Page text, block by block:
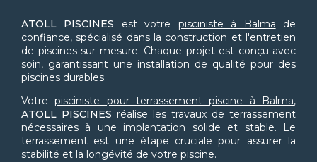
ATOLL PISCINES est votre pisciniste à Balma de
confiance, spécialisé dans la construction et l'entretien
de piscines sur mesure. Chaque projet est conçu avec
soin, garantissant une installation de qualité pour des
piscines durables.
Votrepisciniste pour terrassement piscine à Balma,
ATOLL PISCINES réalise les travaux de terrassement
nécessaires à une implantation solide et stable. Le
terrassement est une étape cruciale pour assurer la
stabilité et la longévité de votre piscine.